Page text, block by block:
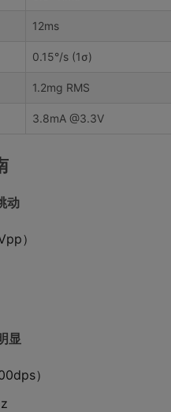
12ms
0.15°/s (1σ)
1.2mg RMS
3.8mA @3.3V
动
）
显
）